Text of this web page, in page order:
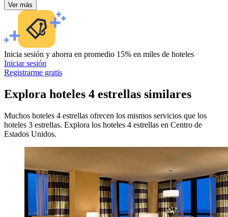
Ver más
Inicia sesión y ahorra en promedio 15% en miles de hoteles
Iniciar sesión
Registrarme gratis
Explora hoteles 4 estrellas similares
Muchos hoteles 4 estrellas ofrecen los mismos servicios que los
hoteles 3 estrellas. Explora los hoteles 4 estrellas en Centro de
Estados Unidos.